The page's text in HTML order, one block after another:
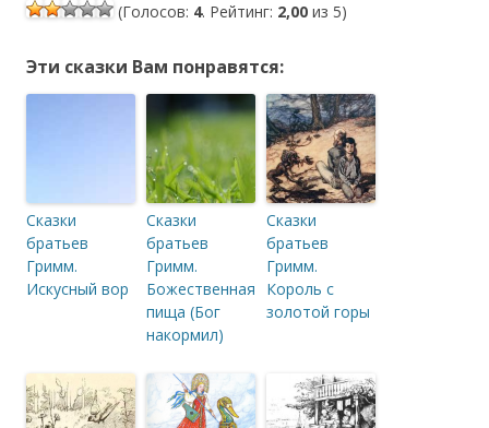
(Голосов: 4. Рейтинг: 2,00 из 5)
Эти сказки Вам понравятся:
Сказки
братьев
Гримм.
Искусный вор
Сказки
братьев
Гримм.
Божественная
пища (Бог
накормил)
Сказки
братьев
Гримм.
Король с
золотой горы